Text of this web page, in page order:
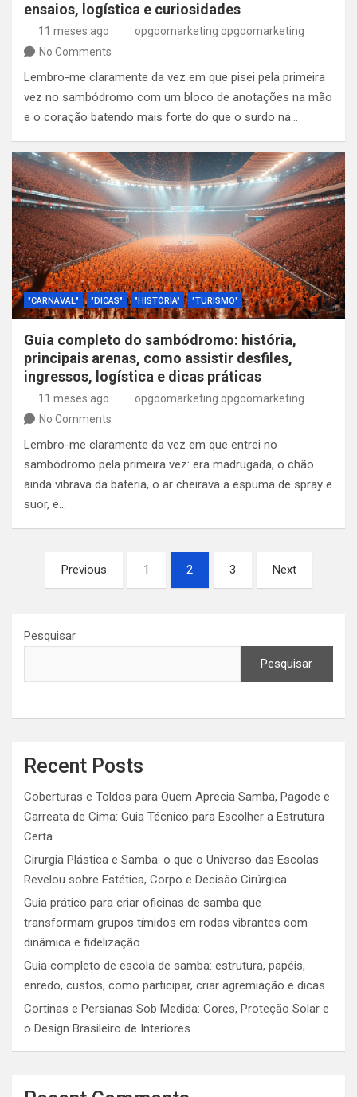
ensaios, logística e curiosidades
11 meses ago
opgoomarketing opgoomarketing
No Comments
Lembro-me claramente da vez em que pisei pela primeira
vez no sambódromo com um bloco de anotações na mão
e o coração batendo mais forte do que o surdo na…
"CARNAVAL" "DICAS" "HISTÓRIA" "TURISMO"
Guia completo do sambódromo: história,
principais arenas, como assistir desfiles,
ingressos, logística e dicas práticas
11 meses ago
opgoomarketing opgoomarketing
No Comments
Lembro-me claramente da vez em que entrei no
sambódromo pela primeira vez: era madrugada, o chão
ainda vibrava da bateria, o ar cheirava a espuma de spray e
suor, e…
Paginação
Previous 1 2 3 Next
Pesquisar
Pesquisar
Recent Posts
Coberturas e Toldos para Quem Aprecia Samba, Pagode e
Carreata de Cima: Guia Técnico para Escolher a Estrutura
Certa
Cirurgia Plástica e Samba: o que o Universo das Escolas
Revelou sobre Estética, Corpo e Decisão Cirúrgica
Guia prático para criar oficinas de samba que
transformam grupos tímidos em rodas vibrantes com
dinâmica e fidelização
Guia completo de escola de samba: estrutura, papéis,
enredo, custos, como participar, criar agremiação e dicas
Cortinas e Persianas Sob Medida: Cores, Proteção Solar e
o Design Brasileiro de Interiores